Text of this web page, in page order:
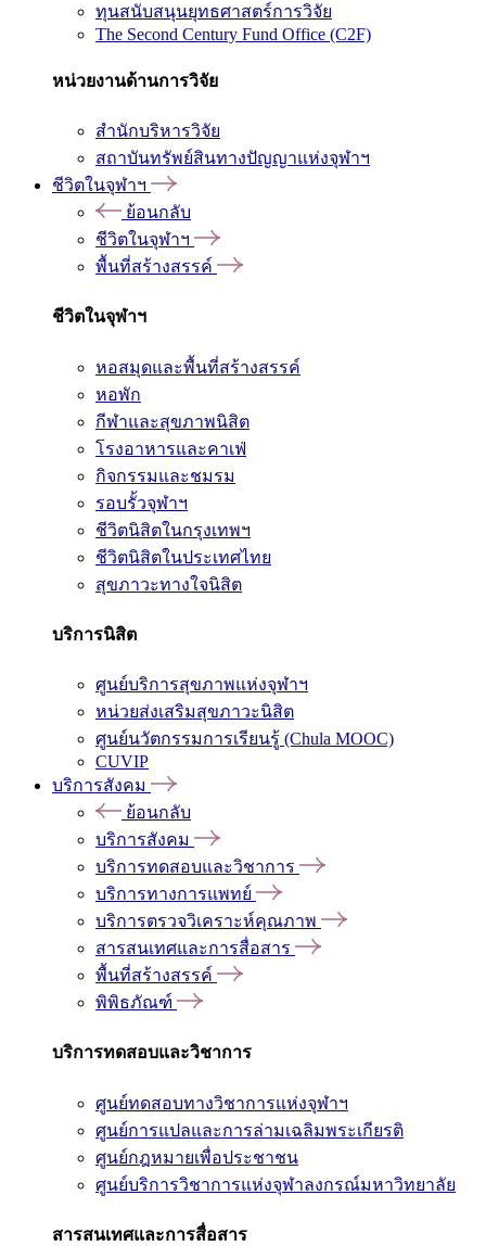
ทุนสนับสนุนยุทธศาสตร์การวิจัย
The Second Century Fund Office (C2F)
หน่วยงานด้านการวิจัย
สำนักบริหารวิจัย
สถาบันทรัพย์สินทางปัญญาแห่งจุฬาฯ
ชีวิตในจุฬาฯ
ย้อนกลับ
ชีวิตในจุฬาฯ
พื้นที่สร้างสรรค์
ชีวิตในจุฬาฯ
หอสมุดและพื้นที่สร้างสรรค์
หอพัก
กีฬาและสุขภาพนิสิต
โรงอาหารและคาเฟ่
กิจกรรมและชมรม
รอบรั้วจุฬาฯ
ชีวิตนิสิตในกรุงเทพฯ
ชีวิตนิสิตในประเทศไทย
สุขภาวะทางใจนิสิต
บริการนิสิต
ศูนย์บริการสุขภาพแห่งจุฬาฯ
หน่วยส่งเสริมสุขภาวะนิสิต
ศูนย์นวัตกรรมการเรียนรู้ (Chula MOOC)
CUVIP
บริการสังคม
ย้อนกลับ
บริการสังคม
บริการทดสอบและวิชาการ
บริการทางการแพทย์
บริการตรวจวิเคราะห์คุณภาพ
สารสนเทศและการสื่อสาร
พื้นที่สร้างสรรค์
พิพิธภัณฑ์
บริการทดสอบและวิชาการ
ศูนย์ทดสอบทางวิชาการแห่งจุฬาฯ
ศูนย์การแปลและการล่ามเฉลิมพระเกียรติ
ศูนย์กฎหมายเพื่อประชาชน
ศูนย์บริการวิชาการแห่งจุฬาลงกรณ์มหาวิทยาลัย
สารสนเทศและการสื่อสาร